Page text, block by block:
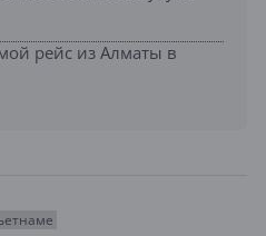
рейс из Алматы в